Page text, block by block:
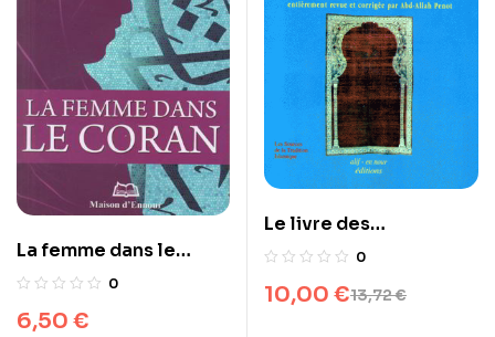
La femme dans le
Coran
0
6,50 €
Le livre des
invocations
0
13,72€
10,00 €